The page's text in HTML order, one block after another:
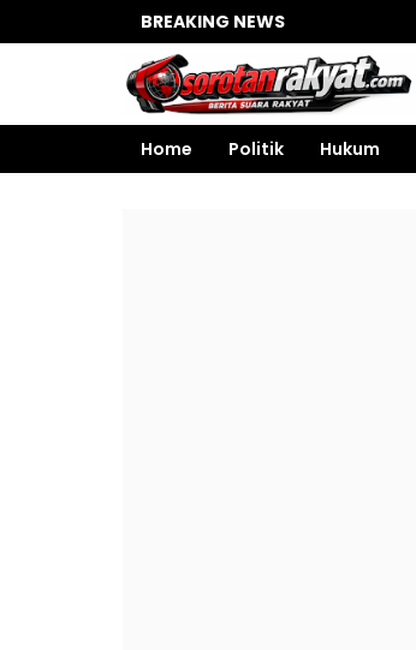
BREAKING NEWS
Home
Politik Hukum